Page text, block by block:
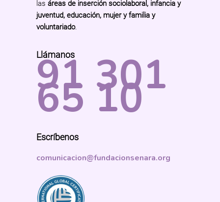
las áreas de inserción sociolaboral, infancia y
juventud, educación, mujer y familia y
voluntariado.
Llámanos
91 301
65 10
Escríbenos
comunicacion@fundacionsenara.org